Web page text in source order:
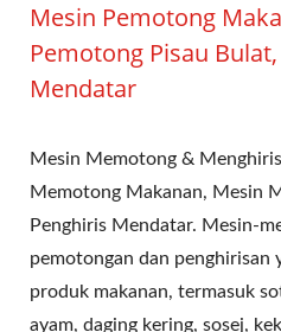
Mesin Pemotong
Pemotong Pisau
Mendatar
Mesin Memotong &
Memotong Makanan, Mesin
Penghiris Mendatar. Mesin-
pemotongan dan penghirisan
produk makanan, termasuk
ayam, daging kering, sosej,